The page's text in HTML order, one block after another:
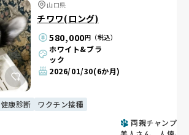
山口県
チワワ(ロング)
580,000円（税込）
ホワイト&ブラ
ック
2026/01/30(6か月)
健康診断
ワクチン接種
両親チャンプの